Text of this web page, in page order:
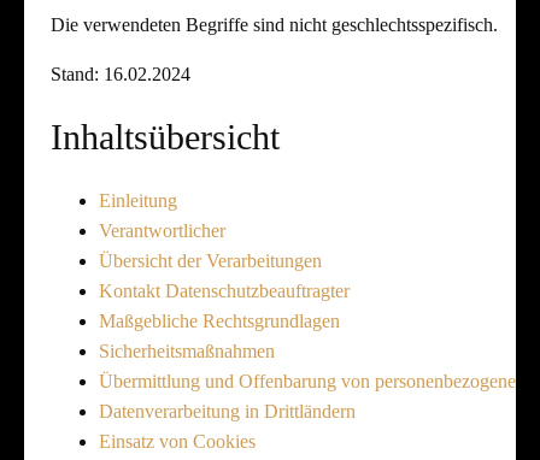
Die verwendeten Begriffe sind nicht geschlechtsspezifisch.
Stand: 16.02.2024
Inhaltsübersicht
Einleitung
Verantwortlicher
Übersicht der Verarbeitungen
Kontakt Datenschutzbeauftragter
Maßgebliche Rechtsgrundlagen
Sicherheitsmaßnahmen
Übermittlung und Offenbarung von personenbezogenen
Datenverarbeitung in Drittländern
Einsatz von Cookies